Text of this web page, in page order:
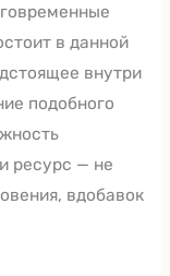
в данной
внутри
подобного
ресурс — не
вдобавок